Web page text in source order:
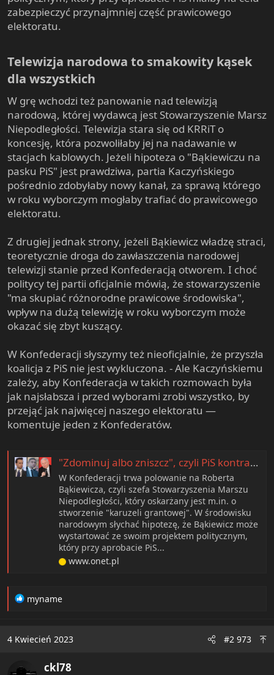
zabezpieczyć przynajmniej część prawicowego
elektoratu.
Telewizja narodowa to smakowity kąsek
dla wszystkich​
W grę wchodzi też panowanie nad telewizją
narodową, której wydawcą jest Stowarzyszenie Marsz
Niepodległości. Telewizja stara się od KRRiT o
koncesję, która pozwoliłaby jej na nadawanie w
stacjach kablowych. Jeżeli hipoteza o "Bąkiewiczu na
pasku PiS" jest prawdziwa, partia Kaczyńskiego
pośrednio zdobyłaby nowy kanał, za sprawą którego
w roku wyborczym mogłaby trafiać do prawicowego
elektoratu.
Z drugiej jednak strony, jeżeli Bąkiewicz władzę straci,
teoretycznie droga do zawłaszczenia narodowej
telewizji stanie przed Konfederacją otworem. I choć
politycy tej partii oficjalnie mówią, że stowarzyszenie
"ma skupiać różnorodne prawicowe środowiska",
wpływ na dużą telewizję w roku wyborczym może
okazać się zbyt kuszący.
W Konfederacji słyszymy też nieoficjalnie, że przyszła
koalicja z PiS nie jest wykluczona. - Ale Kaczyńskiemu
zależy, aby Konfederacja w takich rozmowach była
jak najsłabsza i przed wyborami zrobi wszystko, by
przejąć jak najwięcej naszego elektoratu —
komentuje jeden z Konfederatów.
"Zdominuj albo zniszcz", czyli PiS kontra Konfederacja. Trwa bitwa o Marsz Niepodległości i narodową telewizję
W Konfederacji trwa polowanie na Roberta
Bąkiewicza, czyli szefa Stowarzyszenia Marszu
Niepodległości, który oskarżany jest m.in. o
stworzenie "karuzeli grantowej". W środowisku
narodowym słychać hipotezę, że Bąkiewicz może
wystartować ze swoim projektem politycznym,
który przy aprobacie PiS...
www.onet.pl
R
t
o
myname
4 Kwiecień 2023 #2 973
ckl78